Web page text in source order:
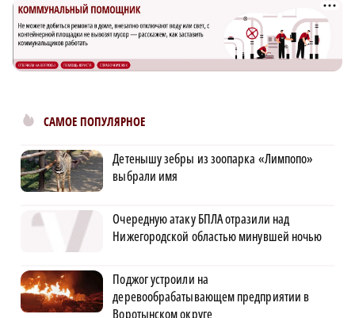
САМОЕ ПОПУЛЯРНОЕ
Детенышу зебры из зоопарка «Лимпопо»
выбрали имя
Очередную атаку БПЛА отразили над
Нижегородской областью минувшей ночью
Поджог устроили на
деревообрабатывающем предприятии в
Воротынском округе